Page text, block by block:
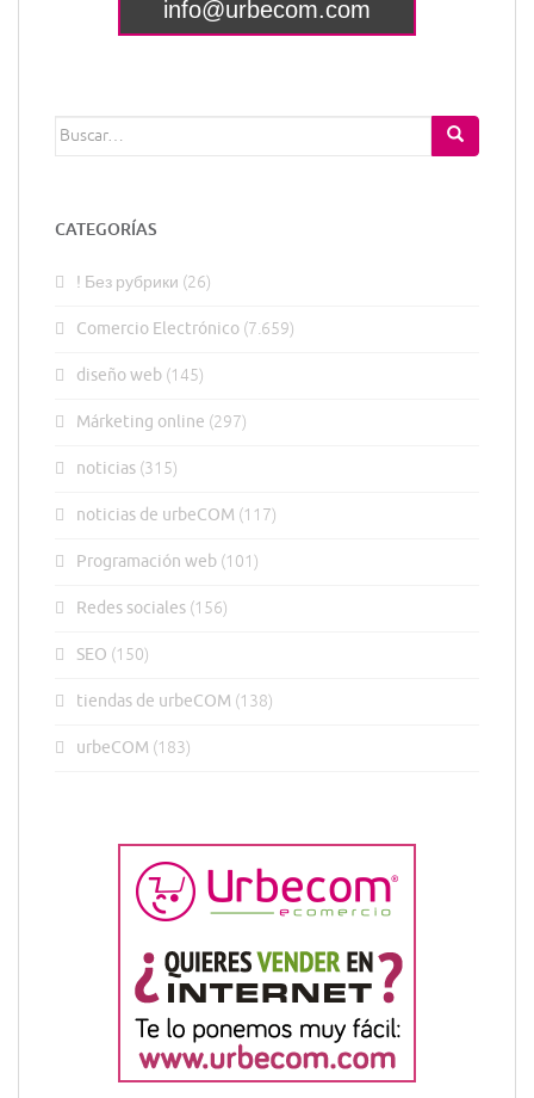
Buscar:
CATEGORÍAS
! Без рубрики (26)
Comercio Electrónico (7.659)
diseño web (145)
Márketing online (297)
noticias (315)
noticias de urbeCOM (117)
Programación web (101)
Redes sociales (156)
SEO (150)
tiendas de urbeCOM (138)
urbeCOM (183)